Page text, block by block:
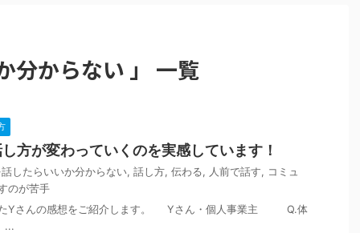
分からない 」 一覧
方が変わっていくのを実感しています！
したらいいか分からない, 話し方, 伝わる, 人前で話す, コミュ
のが苦手
Yさんの感想をご紹介します。 Yさん・個人事業主 Q.体
...